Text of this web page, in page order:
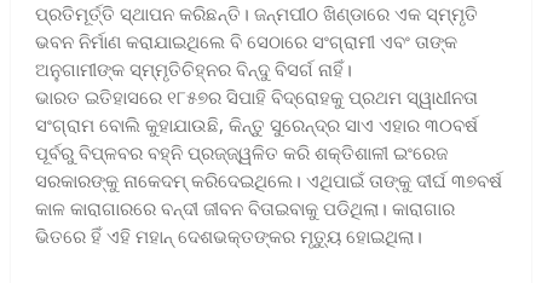
ପ୍ରତିମୂର୍ତ୍ତି ସ୍ଥାପନ କରିଛନ୍ତି। ଜନ୍ମପୀଠ ଖିଣ୍ଡାରେ ଏକ ସ୍ମ୍ମୃତି
ଭବନ ନିର୍ମାଣ କରାଯାଇଥିଲେ ବି ସେଠାରେ ସଂଗ୍ରାମୀ ଏବଂ ତାଙ୍କ
ଅନୁଗାମୀଙ୍କ ସ୍ମ୍ମୃତିଚିହ୍ନର ବିନ୍ଦୁ ବିସର୍ଗ ନାହିଁ।
ଭାରତ ଇତିହାସରେ ୧୮୫୭ର ସିପାହି ବିଦ୍ରୋହକୁ ପ୍ରଥମ ସ୍ୱାଧୀନତା
ସଂଗ୍ରାମ ବୋଲି କୁହାଯାଉଛି, କିନ୍ତୁ ସୁରେନ୍ଦ୍ର ସାଏ ଏହାର ୩୦ବର୍ଷ
ପୂର୍ବରୁ ବିପ୍ଳବର ବହ୍ନି ପ୍ରଜ୍ଜ୍ୱଳିତ କରି ଶକ୍ତିଶାଳୀ ଇଂରେଜ
ସରକାରଙ୍କୁ ନାକେଦମ୍‍ କରିଦେଇଥିଲେ। ଏଥିପାଇଁ ତାଙ୍କୁ ଦୀର୍ଘ ୩୭ବର୍ଷ
କାଳ କାରାଗାରରେ ବନ୍ଦୀ ଜୀବନ ବିତାଇବାକୁ ପଡିଥିଲା। କାରାଗାର
ଭିତରେ ହିଁ ଏହି ମହାନ୍‍ ଦେଶଭକ୍ତଙ୍କର ମୃତ୍ୟୁ ହୋଇଥିଲା।